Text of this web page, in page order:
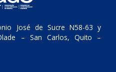
José de Sucre N58-63 y
– San Carlos, Quito –